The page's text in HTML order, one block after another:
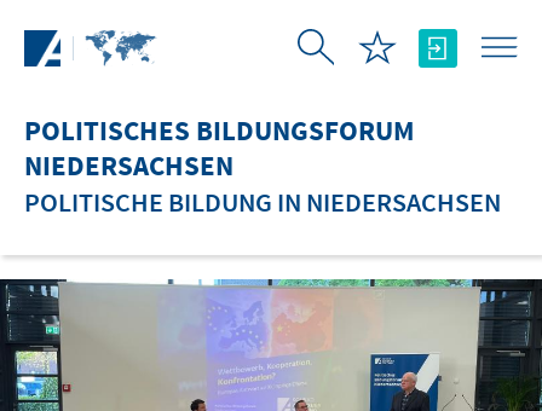
POLITISCHES BILDUNGSFORUM
NIEDERSACHSEN
POLITISCHE BILDUNG IN NIEDERSACHSEN